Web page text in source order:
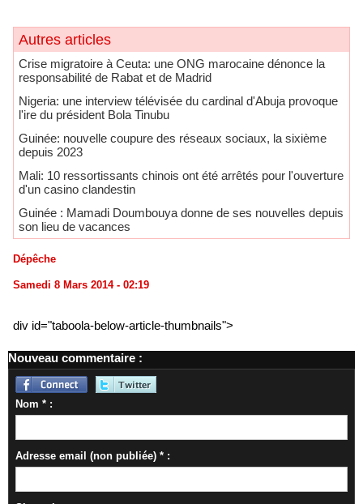
Autres articles
Crise migratoire à Ceuta: une ONG marocaine dénonce la
responsabilité de Rabat et de Madrid
Nigeria: une interview télévisée du cardinal d'Abuja provoque
l'ire du président Bola Tinubu
Guinée: nouvelle coupure des réseaux sociaux, la sixième
depuis 2023
Mali: 10 ressortissants chinois ont été arrêtés pour l'ouverture
d'un casino clandestin
Guinée : Mamadi Doumbouya donne de ses nouvelles depuis
son lieu de vacances
Dépêche
Samedi 8 Mars 2014 - 02:19
div id="taboola-below-article-thumbnails">
Nouveau commentaire :
Nom * :
Adresse email (non publiée) * :